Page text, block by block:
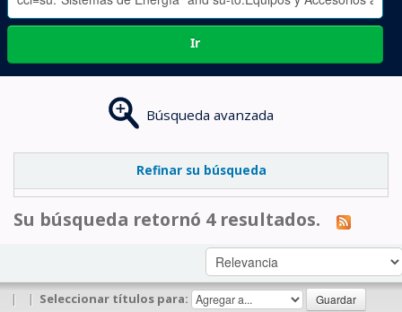
Ir
Búsqueda avanzada
Refinar su búsqueda
Su búsqueda retornó 4 resultados.
| | Seleccionar títulos para: